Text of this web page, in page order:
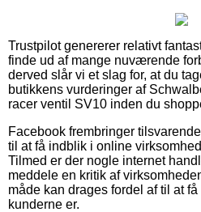
Trustpilot genererer relativt
finde ud af mange nuværende
derved slår vi et slag for, at du
butikkens vurderinger af
racer ventil SV10 inden du
Facebook frembringer
til at få indblik i online
Tilmed er der nogle internet
meddele en kritik af
måde kan drages fordel af til at
kunderne er.